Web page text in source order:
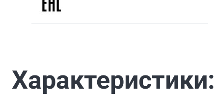
Характеристики: